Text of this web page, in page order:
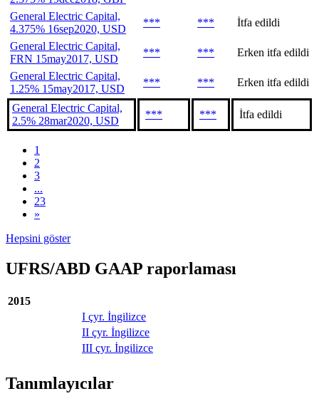
General Electric Capital,
4.375% 16sep2020, USD
*** ***
İtfa edildi
General Electric Capital,
FRN 15may2017, USD
*** ***
Erken itfa edildi
General Electric Capital,
1.25% 15may2017, USD
*** *** Erken itfa edildi
General Electric Capital,
2.5% 28mar2020, USD
*** *** İtfa edildi
1
2
3
...
23
»
Hepsini göster
UFRS/ABD GAAP raporlaması
2015
I çyr. İngilizce
II çyr. İngilizce
III çyr. İngilizce
Tanımlayıcılar